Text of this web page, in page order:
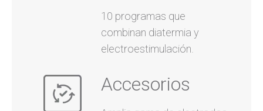
10 programas que
combinan diatermia y
electroestimulación.
Accesorios